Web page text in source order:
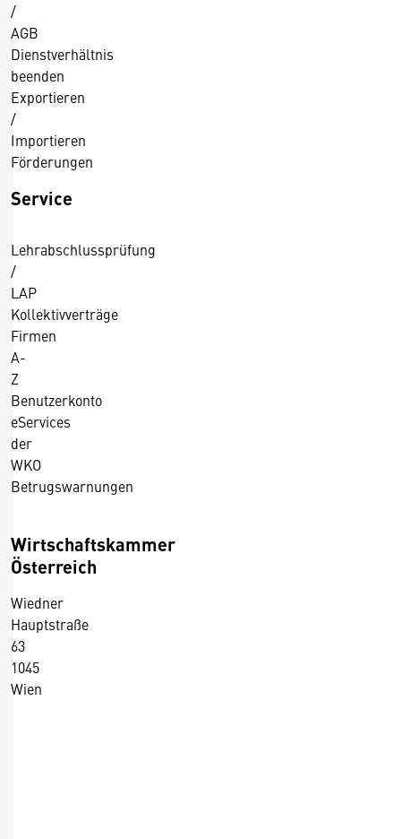
/
AGB
Dienstverhältnis
beenden
Exportieren
/
Importieren
Förderungen
Service
Lehrabschlussprüfung
/
LAP
Kollektivverträge
Firmen
A-
Z
Benutzerkonto
eServices
der
WKO
Betrugswarnungen
Wirtschaftskammer
Österreich
Wiedner
Hauptstraße
63
1045
Wien